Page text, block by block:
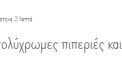
πιπεριές και
2 λεπτά